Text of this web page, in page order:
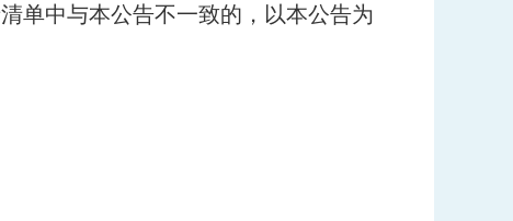
单中与本公告不一致的，以本公告为